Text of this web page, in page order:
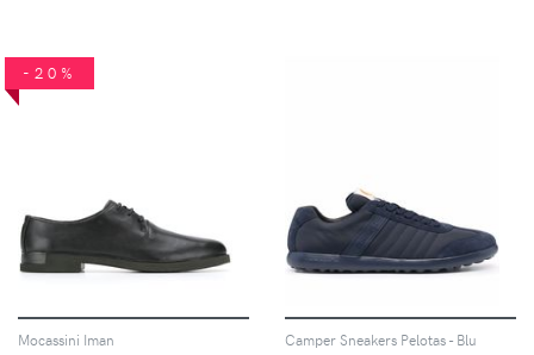
-20%
Mocassini Iman Camper Sneakers Pelotas - Blu